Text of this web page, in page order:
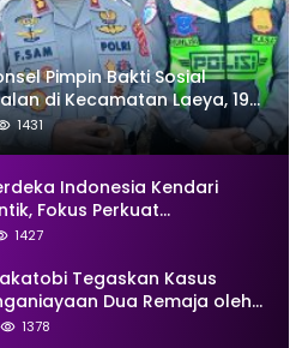
Pimpin Bakti Sosial
di Kecamatan Laeya, 19
Ditambal
1431
Indonesia Kendari
Fokus Perkuat
1427
Tegaskan Kasus
Dua Remaja oleh
Ditangani Secara
1378